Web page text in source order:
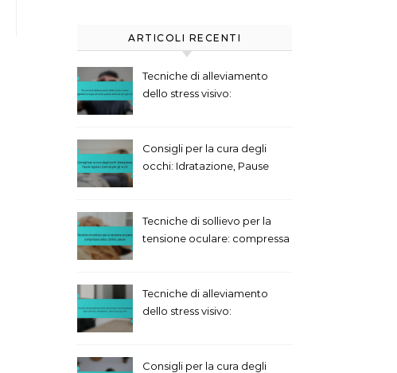
ARTICOLI RECENTI
Tecniche di alleviamento
dello stress visivo:
Consigli per la cura degli
occhi: Idratazione, Pause
Tecniche di sollievo per la
tensione oculare: compressa
Tecniche di alleviamento
dello stress visivo:
Esercizi per gli occhi
Consigli per la cura degli